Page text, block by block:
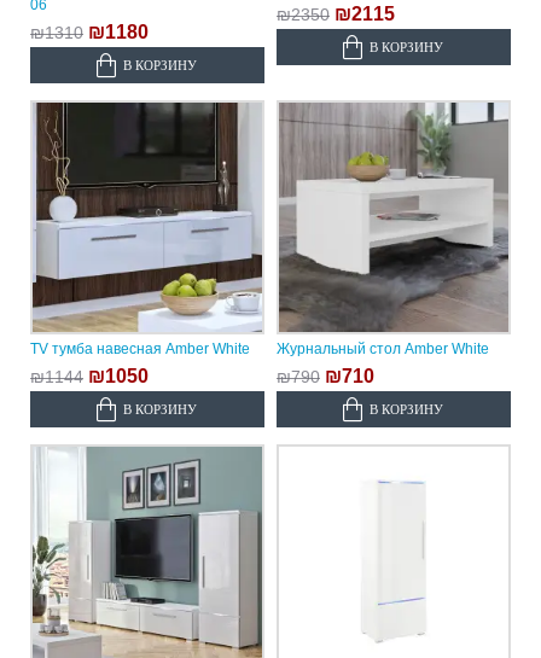
06
₪1310 ₪1180
В КОРЗИНУ
₪2350 ₪2115
В КОРЗИНУ
TV тумба навесная Amber White
₪1144 ₪1050
В КОРЗИНУ
Журнальный стол Amber White
₪790 ₪710
В КОРЗИНУ